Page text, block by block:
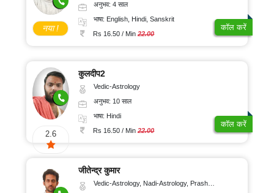
नया !
अनुभव: 4 साल
भाषा: English, Hindi, Sanskrit
Rs 16.50 / Min22.00
कॉल करें
2.6
कुलदीप2
Vedic-Astrology
अनुभव: 10 साल
भाषा: Hindi
Rs 16.50 / Min22.00
कॉल करें
जीतेन्द्र कुमार
Vedic-Astrology, Nadi-Astrology, Prashna-Kundali